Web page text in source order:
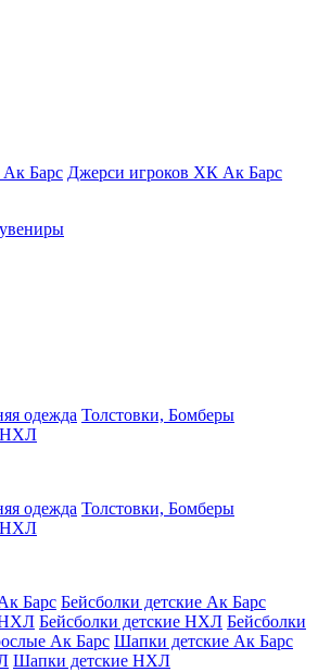
Барс Джерси игроков ХК Ак Барс
одежда Толстовки, Бомберы
НХЛ
одежда Толстовки, Бомберы
НХЛ
Барс Бейсболки детские Ак Барс
НХЛ Бейсболки детские НХЛ Бейсболки
Ак Барс Шапки детские Ак Барс
Шапки детские НХЛ